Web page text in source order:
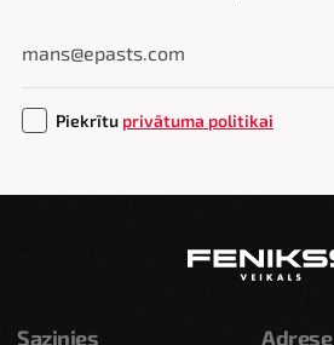
Piekrītu privātuma politikai
Sazinies Adrese